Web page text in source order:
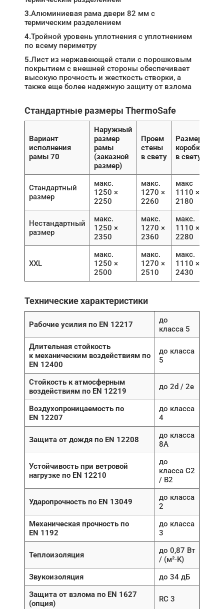
3.Алюминиевая рама двери 82 мм с
термическим разделением
4.Тройной уровень уплотнения с уплотнением
по всему периметру
5.Лист из нержавеющей стали с порошковым
покрытием с внешней стороны обеспечивает
высокую прочность и жесткость створки, а
также еще более надежную защиту от взлома
Стандартные размеры ThermoSafe
Вариант
исполнения
рамы 70
Наружный
размер
рамы
(заказной
размер)
Проем
стены
в свету
Размер
коробки
в свету
Стандартный
размер
макс.
1250 ×
2250
макс.
1270 ×
2260
макс
1110 ×
2180
Нестандартный
размер
макс.
1250 ×
2350
макс.
1270 ×
2360
макс.
1110 ×
2280
XXL
макс.
1250 ×
2500
макс.
1270 ×
2510
макс.
1110 ×
2430
Технические характеристики
Рабочие усилия по EN 12217
до
класса 5
Длительная стойкость
к механическим воздействиям по
EN 12400
до класса
5
Стойкость к атмосферным
воздействиям по EN 12219
до 2d / 2e
Воздухопроницаемость по
EN 12207
до класса
4
Защита от дождя по EN 12208
до класса
8A
Устойчивость при ветровой
нагрузке по EN 12210
до
класса C2
/ B2
Ударопрочность по EN 13049
до класса
2
Механическая прочность по
EN 1192
до класса
3
Теплоизоляция
до 0,87 Вт
/ (м²∙K)
Звукоизоляция
до 34 дБ
Защита от взлома по EN 1627
(опция)
RC 3